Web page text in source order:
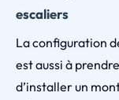
escaliers
La configuration
est aussi à
d’installer un